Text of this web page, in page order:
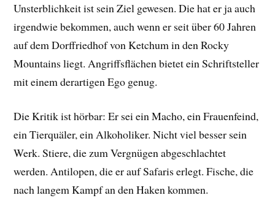
Unsterblichkeit ist sein Ziel gewesen. Die hat er ja auch
irgendwie bekommen, auch wenn er seit über 60 Jahren
auf dem Dorffriedhof von Ketchum in den Rocky
Mountains liegt. Angriffsflächen bietet ein Schriftsteller
mit einem derartigen Ego genug.
Die Kritik ist hörbar: Er sei ein Macho, ein Frauenfeind,
ein Tierquäler, ein Alkoholiker. Nicht viel besser sein
Werk. Stiere, die zum Vergnügen abgeschlachtet
werden. Antilopen, die er auf Safaris erlegt. Fische, die
nach langem Kampf an den Haken kommen.